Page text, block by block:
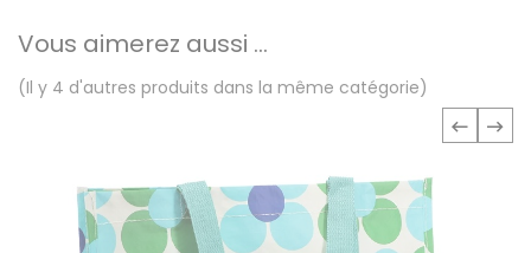
Vous aimerez aussi ...
(Il y 4 d'autres produits dans la même catégorie)